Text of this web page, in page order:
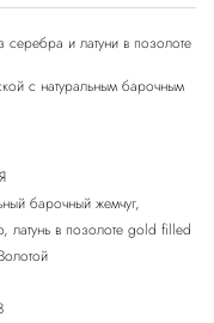
серебра и латуни в позолоте
с натуральным барочным
барочный жемчуг,
латунь в позолоте gold filled